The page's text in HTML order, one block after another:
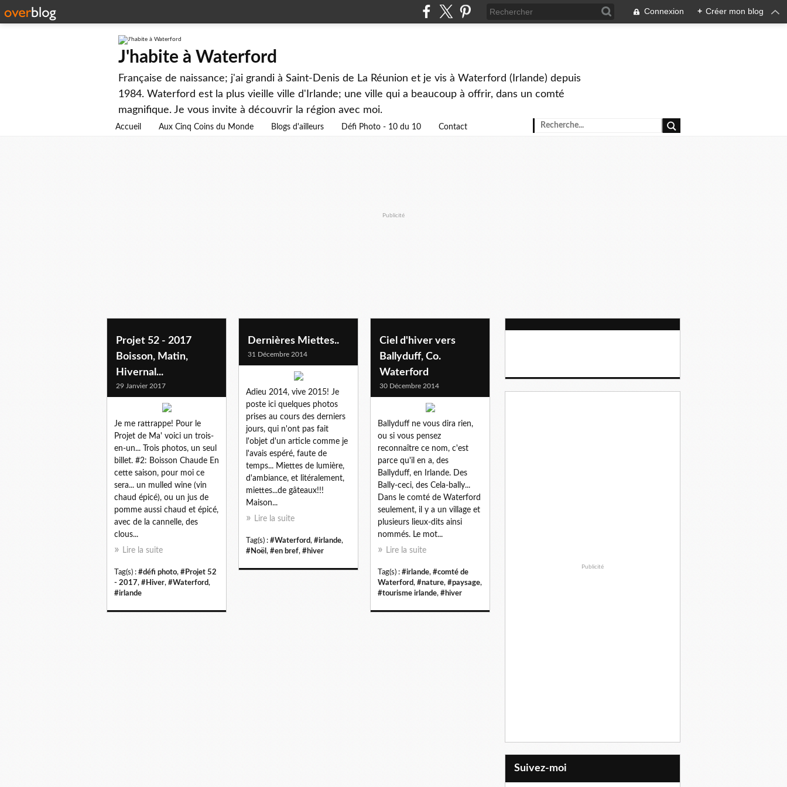
Connexion + Créer mon blog
J'habite à Waterford
Française de naissance; j'ai grandi à Saint-Denis de La Réunion et je vis à Waterford (Irlande) depuis
1984. Waterford est la plus vieille ville d'Irlande; une ville qui a beaucoup à offrir, dans un comté
magnifique. Je vous invite à découvrir la région avec moi.
Accueil Aux Cinq Coins du Monde Blogs d'ailleurs Défi Photo - 10 du 10 Contact
Publicité
hiver
Projet 52 - 2017
Boisson, Matin,
Hivernal...
29 Janvier 2017
Je me rattrappe! Pour le
Projet de Ma' voici un trois-
en-un... Trois photos, un seul
billet. #2: Boisson Chaude En
cette saison, pour moi ce
sera... un mulled wine (vin
chaud épicé), ou un jus de
pomme aussi chaud et épicé,
avec de la cannelle, des
clous...
Lire la suite
Tag(s) : #défi photo, #Projet 52
- 2017, #Hiver, #Waterford,
#irlande
Dernières Miettes..
31 Décembre 2014
Adieu 2014, vive 2015! Je
poste ici quelques photos
prises au cours des derniers
jours, qui n'ont pas fait
l'objet d'un article comme je
l'avais espéré, faute de
temps... Miettes de lumière,
d'ambiance, et litéralement,
miettes...de gâteaux!!!
Maison...
Lire la suite
Tag(s) : #Waterford, #irlande,
#Noël , #en bref, #hiver
Ciel d'hiver vers
Ballyduff, Co.
Waterford
30 Décembre 2014
Ballyduff ne vous dira rien,
ou si vous pensez
reconnaître ce nom, c'est
parce qu'il en a, des
Ballyduff, en Irlande. Des
Bally-ceci, des Cela-bally...
Dans le comté de Waterford
seulement, il y a un village et
plusieurs lieux-dits ainsi
nommés. Le mot...
Lire la suite
Tag(s) : #irlande, #comté de
Waterford, #nature, #paysage,
#tourisme irlande, #hiver
Publicité
Suivez-moi